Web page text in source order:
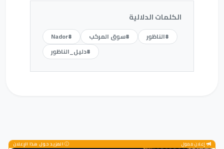
الكلمات الدلالية
#الناظور #سوق المركب
#Nador
#دليل_الناظور
إعلان ممول المزيد حول هذا الإعلان